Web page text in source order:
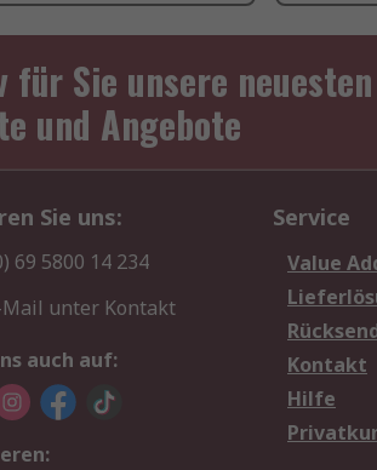
für Sie unsere neuesten
und Angebote
Sie uns:
69 5800 14 234
Mail unter Kontakt
auch auf:
Service
Value
Kontakt
Hilfe